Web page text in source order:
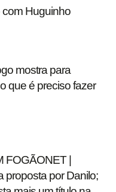
com Huguinho
mostra para
que é preciso fazer
FOGÃONET |
proposta por Danilo;